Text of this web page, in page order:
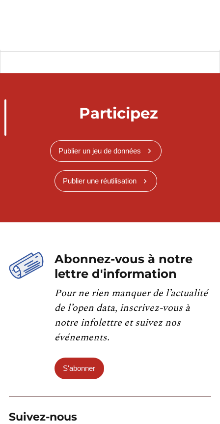
Participez
Publier un jeu de données
Publier une réutilisation
Abonnez-vous à notre
lettre d'information
Pour ne rien manquer de l’actualité
de l’open data, inscrivez-vous à
notre infolettre et suivez nos
événements.
S'abonner
Suivez-nous